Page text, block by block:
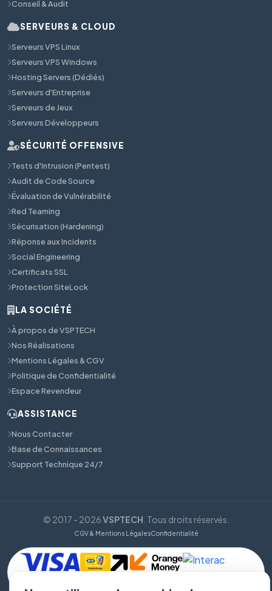
Conseil & Audit
SERVEURS & CLOUD
Serveurs VPS Linux
Serveurs VPS Windows
Hosting Servers (Dédiés)
Serveurs d'Entreprise
Serveurs de Jeux
Serveurs Développeurs
SÉCURITÉ OFFENSIVE
Tests d'Intrusion (Pentest)
Audit de Code Source
Évaluation de Vulnérabilité
Red Teaming
Sécurisation (Hardening)
Réponse aux Incidents
Social Engineering
Certificats SSL
Protection SiteLock
LA SOCIÉTÉ
À propos de VSPTECH
Nos Réalisations
Mentions Légales & CGV
Politique de Confidentialité
Espace Revendeur
ASSISTANCE
Nous Contacter
Base de Connaissances
Support Technique 24/7
© 2017 - 2026VSPTECH . Tous droits réservés.
CGV & Mentions LégalesConfidentialité